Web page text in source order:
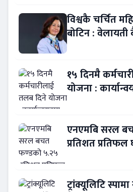
विश्वकै चर्चित
बोटिन :
१५ दिनमै
योजना :
एनएमबि सरल
प्रतिशत प्रतिफल
ट्रांक्यूलिटि